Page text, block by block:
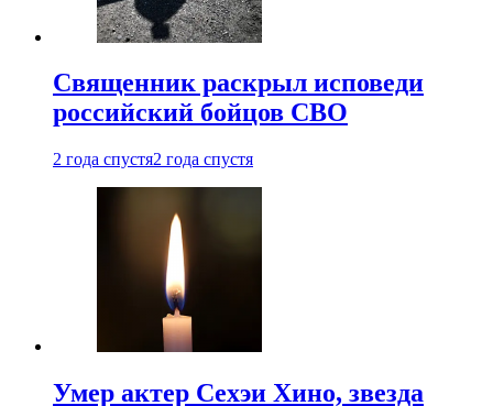
Священник раскрыл исповеди
российский бойцов СВО
2 года спустя2 года спустя
Умер актер Сехэи Хино, звезда